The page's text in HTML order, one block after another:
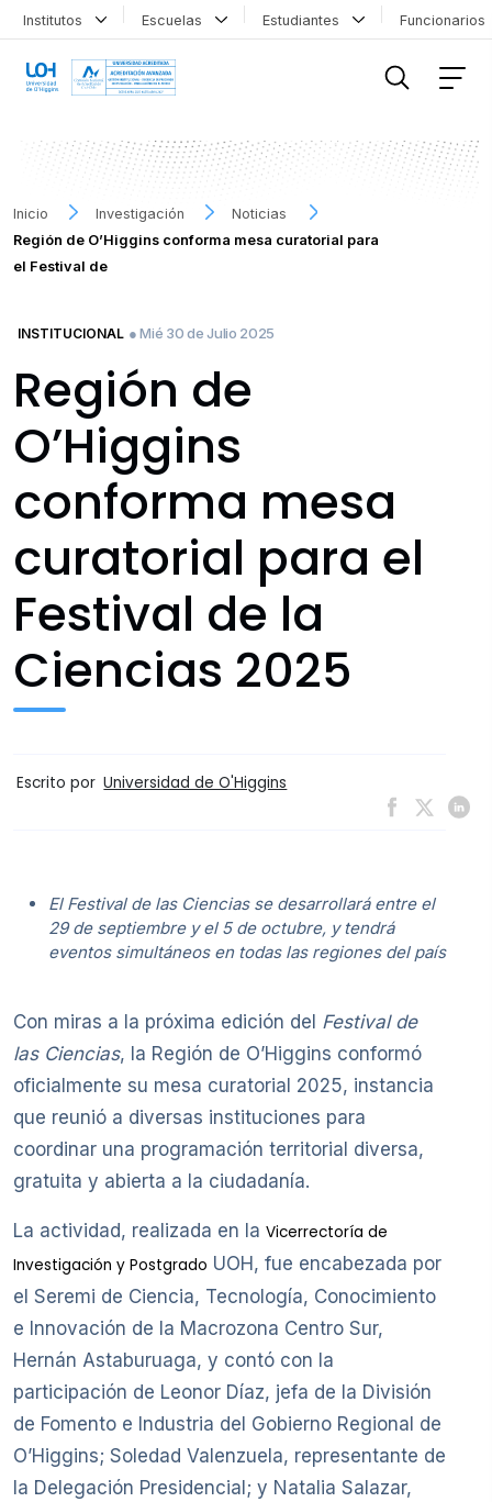
Institutos Escuelas Estudiantes
Inicio Investigación
Noticias
Región de O’Higgins conforma mesa curatorial para
el Festival de
INSTITUCIONAL ● Mié 30 de Julio 2025
Región de
O’Higgins
conforma mesa
curatorial para el
Festival de la
Ciencias 2025
Escrito por Universidad de O'Higgins
El Festival de las Ciencias se desarrollará entre el
29 de septiembre y el 5 de octubre, y tendrá
eventos simultáneos en todas las regiones del país
Con miras a la próxima edición del Festival de
las Ciencias, la Región de O’Higgins conformó
oficialmente su mesa curatorial 2025, instancia
que reunió a diversas instituciones para
coordinar una programación territorial diversa,
gratuita y abierta a la ciudadanía.
La actividad, realizada en la Vicerrectoría de
Investigación y Postgrado UOH, fue encabezada por
el Seremi de Ciencia, Tecnología, Conocimiento
e Innovación de la Macrozona Centro Sur,
Hernán Astaburuaga, y contó con la
participación de Leonor Díaz, jefa de la División
de Fomento e Industria del Gobierno Regional de
O’Higgins; Soledad Valenzuela, representante de
la Delegación Presidencial; y Natalia Salazar,